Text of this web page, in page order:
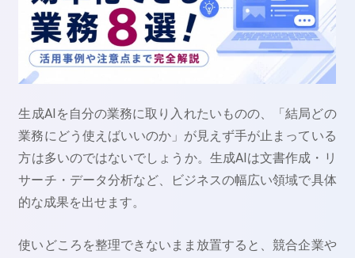
生成AIを自分の業務に取り入れたいものの、「結局どの
業務にどう使えばいいのか」が見えず手が止まっている
方は多いのではないでしょうか。生成AIは文書作成・リ
サーチ・データ分析など、ビジネスの幅広い領域で具体
的な成果を出せます。
使いどころを整理できないまま放置すると、競合企業や